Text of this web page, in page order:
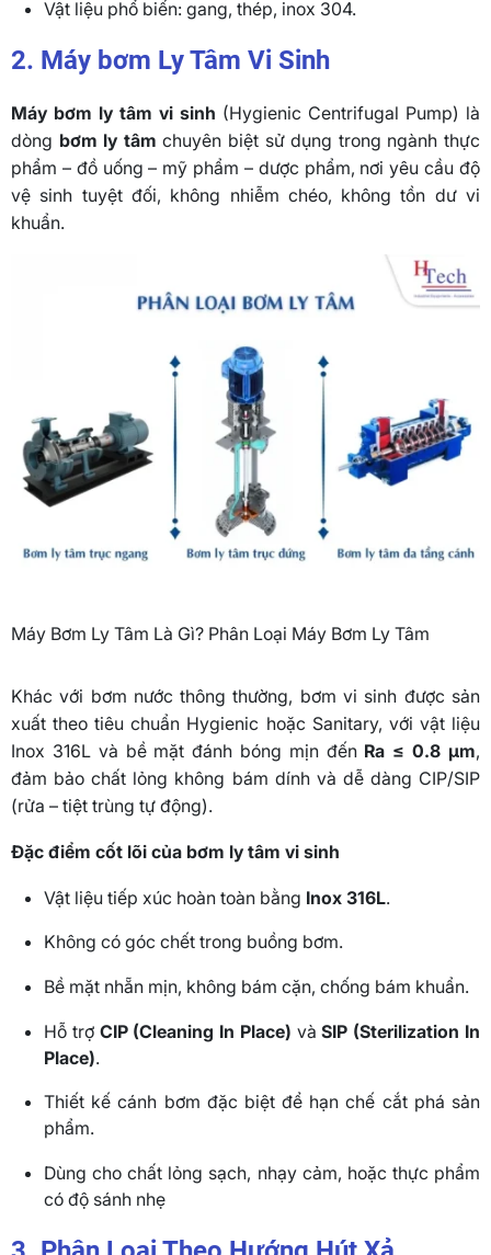
Vật liệu phổ biến: gang, thép, inox 304.
2. Máy bơm Ly Tâm Vi Sinh
Máy bơm ly tâm vi sinh (Hygienic Centrifugal Pump) là
dòng bơm ly tâm chuyên biệt sử dụng trong ngành thực
phẩm – đồ uống – mỹ phẩm – dược phẩm, nơi yêu cầu độ
vệ sinh tuyệt đối, không nhiễm chéo, không tồn dư vi
khuẩn.
Máy Bơm Ly Tâm Là Gì? Phân Loại Máy Bơm Ly Tâm
Khác với bơm nước thông thường, bơm vi sinh được sản
xuất theo tiêu chuẩn Hygienic hoặc Sanitary, với vật liệu
Inox 316L và bề mặt đánh bóng mịn đến Ra ≤ 0.8 μm,
đảm bảo chất lỏng không bám dính và dễ dàng CIP/SIP
(rửa – tiệt trùng tự động).
Đặc điểm cốt lõi của bơm ly tâm vi sinh
Vật liệu tiếp xúc hoàn toàn bằng Inox 316L.
Không có góc chết trong buồng bơm.
Bề mặt nhẵn mịn, không bám cặn, chống bám khuẩn.
Hỗ trợ CIP (Cleaning In Place) vàSIP (Sterilization In
Place).
Thiết kế cánh bơm đặc biệt để hạn chế cắt phá sản
phẩm.
Dùng cho chất lỏng sạch, nhạy cảm, hoặc thực phẩm
có độ sánh nhẹ